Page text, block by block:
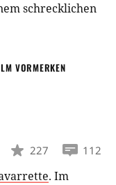
schrecklichen
VORMERKEN
227 112
. Im